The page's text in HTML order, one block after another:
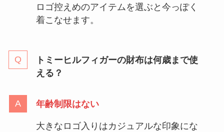
ロゴ控えめのアイテムを選ぶと今っぽく
着こなせます。
トミーヒルフィガーの財布は何歳まで使
える？
年齢制限はない
大きなロゴ入りはカジュアルな印象にな